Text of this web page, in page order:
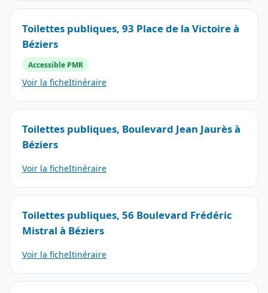
Toilettes publiques, 93 Place de la Victoire à
Béziers
Accessible PMR
Voir la ficheItinéraire
Toilettes publiques, Boulevard Jean Jaurès à
Béziers
Voir la ficheItinéraire
Toilettes publiques, 56 Boulevard Frédéric
Mistral à Béziers
Voir la ficheItinéraire